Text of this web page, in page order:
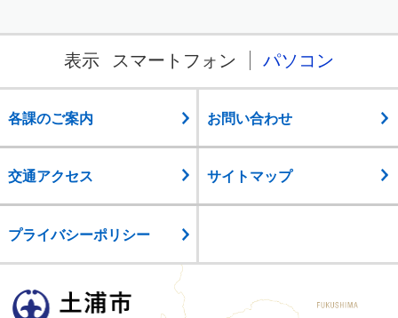
表示 スマートフォン パソコン
各課のご案内 お問い合わせ
交通アクセス サイトマップ
プライバシーポリシー
土浦市